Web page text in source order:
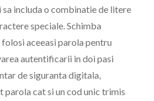
includa o combinatie de litere
speciale. Schimba
aceeasi parola pentru
autentificarii in doi pasi
de siguranta digitala,
parola cat si un cod unic trimis